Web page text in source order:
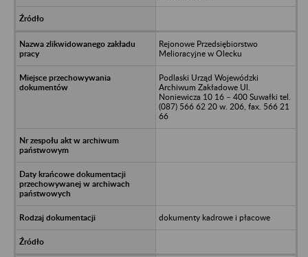
Rejonowe Przedsiębiorstwo
Melioracyjne w Olecku
Podlaski Urząd Wojewódzki
Archiwum Zakładowe Ul.
Noniewicza 10 16 – 400 Suwałki tel.
(087) 566 62 20 w. 206, fax. 566 21
66
dokumenty kadrowe i płacowe